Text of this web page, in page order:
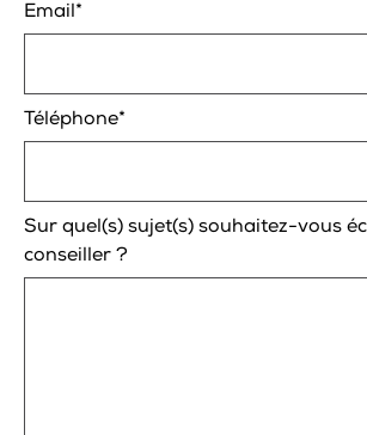
Email*
Téléphone*
Sur quel(s) sujet(s) souhaitez-vous
conseiller ?